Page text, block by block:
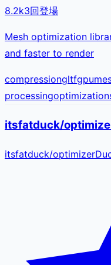
8.2k3回登場
Mesh optimization
and faster to render
compressiongltfgpu
processingoptimization
itsfatduck/
itsfatduck/